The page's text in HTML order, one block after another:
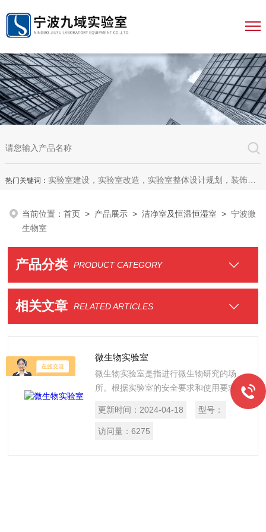
热门关键词： 实验室建设，实验室改造，实验室整体设计规划，装饰装修，实验室家具，恒温恒湿室，微生物室，无尘车间，理化生设备
当前位置：首页 > 产品展示 >洁净室及恒温恒湿室 >宁波微
生物室
产品分类 PRODUCT CATEGORY
相关文章 RELATED ARTICLES
微生物实验室
微生物实验室是指进行微生物研究的场
所。根据实验室的安全要求和使用要求，
要不同于一般的实验室工程或净化工程。
主要应用于微生物学、生物医学、生物化
学、动物实验、基因重组以及生物制品等
更新时间： 2024-04-18 型号：
访问量： 6275